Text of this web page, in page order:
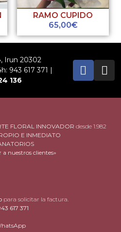
RAMO CUPIDO
65,00€
Irun 20302
943 617 371 |
136
FLORAL INNOVADOR desde 1.982
E INMEDIATO
a nuestros clientes»
para solicitar la factura.
617 371